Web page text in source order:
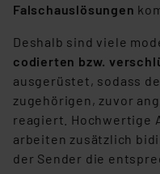
Falschauslösungen
Deshalb sind viele
codierten bzw.
ausgerüstet, sodass
zugehörigen, zuvor
reagiert. Hochwertige
arbeiten zusätzlich
der Sender die